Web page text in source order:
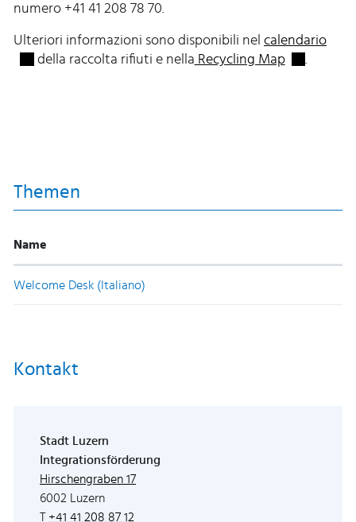
numero +41 41 208 78 70.
Ulteriori informazioni sono disponibili nel calendario
della raccolta rifiuti e nella Recycling MapExterner
.
Themen
Name
Welcome Desk (Italiano)
Kontakt
Stadt Luzern
Integrationsförderung
Hirschengraben 17Externer Link wird in einem neuen
6002 Luzern
T +41 41 208 87 12